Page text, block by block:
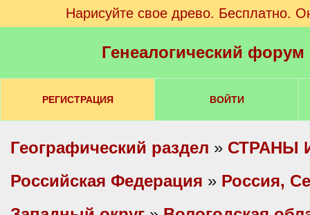
Нарисуйте свое древо. Бесплатно.
Генеалогический
РЕГИСТРАЦИЯ ВОЙТИ
Географический раздел » СТРАНЫ
Российская Федерация » Россия,